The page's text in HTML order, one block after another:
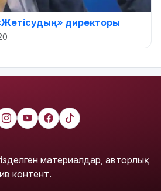
«Жетісудың» директоры
материалдар, авторлық
контент.